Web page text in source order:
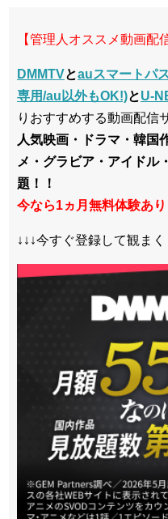
【管理人オススメ動画配
DMMTVとauスマートパ
専用/au以外もOK!)とU-
りおすすめする動画配信
人気映画・ドラマ・韓国
メ・グラビア・アイドル
題！！
今なら1ヵ月無料体験あり
↓↓↓今すぐ登録して観ま